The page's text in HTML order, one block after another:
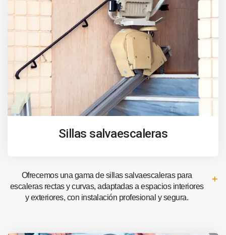
Sillas salvaescaleras
Ofrecemos una gama de sillas salvaescaleras para
escaleras rectas y curvas, adaptadas a espacios interiores
y exteriores, con instalación profesional y segura.